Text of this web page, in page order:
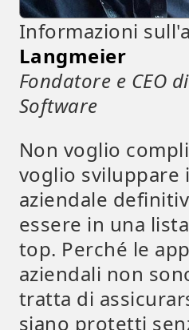
Informazioni
Langmeier
Fondatore e CEO
Software
Non voglio
voglio sviluppare
aziendale
essere in una
top. Perché le
aziendali non
tratta di
siano protetti